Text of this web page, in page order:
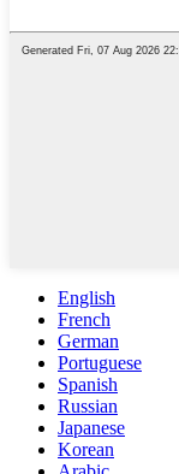
English
French
German
Portuguese
Spanish
Russian
Japanese
Korean